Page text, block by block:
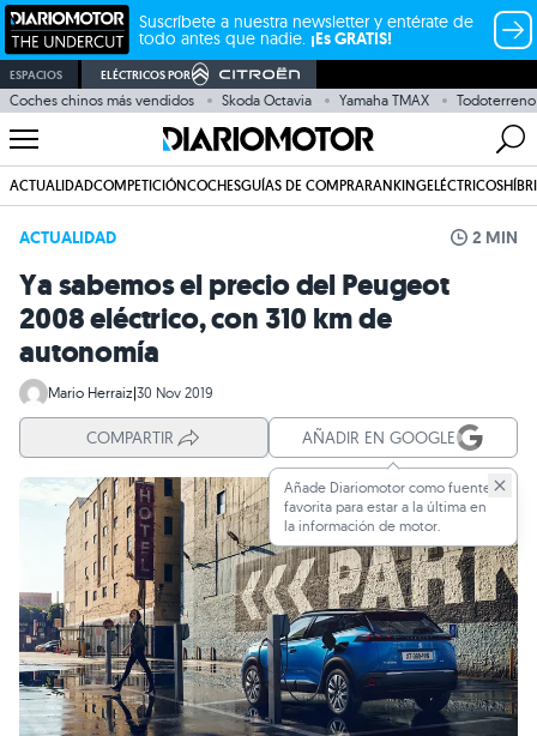
Suscríbete a nuestra newsletter y entérate de
todo antes que nadie. ¡Es GRATIS!
ESPACIOS ELÉCTRICOS POR
Coches chinos más vendidos Skoda Octavia Yamaha TMAX Todoterreno
ACTUALIDADCOMPETICIÓNCOCHESGUÍAS DE COMPRARANKINGELÉCTRICOS
ACTUALIDAD 2 MIN
Ya sabemos el precio del Peugeot
2008 eléctrico, con 310 km de
autonomía
Mario Herraiz|30 Nov 2019
COMPARTIR AÑADIR EN GOOGLE
Añade Diariomotor como fuente
favorita para estar a la última en
la información de motor.